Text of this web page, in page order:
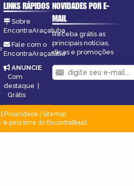
LINKS RÁPIDOS
Sobre
EncontraAraçatuba
Fale com o
EncontraAraçatuba
ANUNCIE:
Com
destaque
Grátis
NOVIDADES POR E-
MAIL
Receba grátis as
principais notícias,
dicas e promoções
Privacidade
Sitemap
pelo time do EncontraBrasil